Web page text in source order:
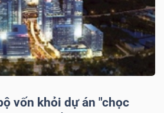
vốn khỏi dự án "chọc